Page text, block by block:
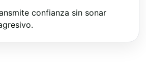
confianza sin sonar